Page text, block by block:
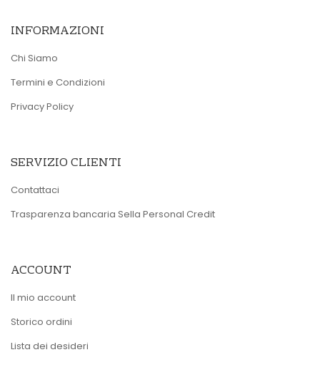
INFORMAZIONI
Chi Siamo
Termini e Condizioni
Privacy Policy
SERVIZIO CLIENTI
Contattaci
Trasparenza bancaria Sella Personal Credit
ACCOUNT
Il mio account
Storico ordini
Lista dei desideri